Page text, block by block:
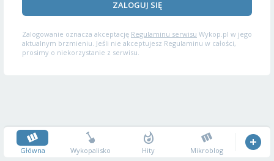
ZALOGUJ SIĘ
Zalogowanie oznacza akceptację Regulaminu serwisu Wykop.pl w jego
aktualnym brzmieniu. Jeśli nie akceptujesz Regulaminu w całości,
prosimy o niekorzystanie z serwisu.
Główna Wykopalisko Hity Mikroblog